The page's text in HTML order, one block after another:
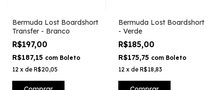
Bermuda Lost Boardshort
Transfer - Branco
R$197,00
R$187,15 com Boleto
12 x de R$20,05
Bermuda Lost Boardshort
- Verde
R$185,00
R$175,75 com Boleto
12 x de R$18,83